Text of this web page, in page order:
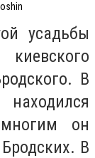
усадьбы
В
он
В